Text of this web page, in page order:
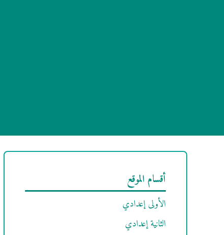
أقسام الموقع
الأولى إعدادي
الثانية إعدادي